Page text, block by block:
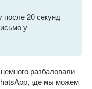
после 20 секунд
у
разбаловали
где мы можем